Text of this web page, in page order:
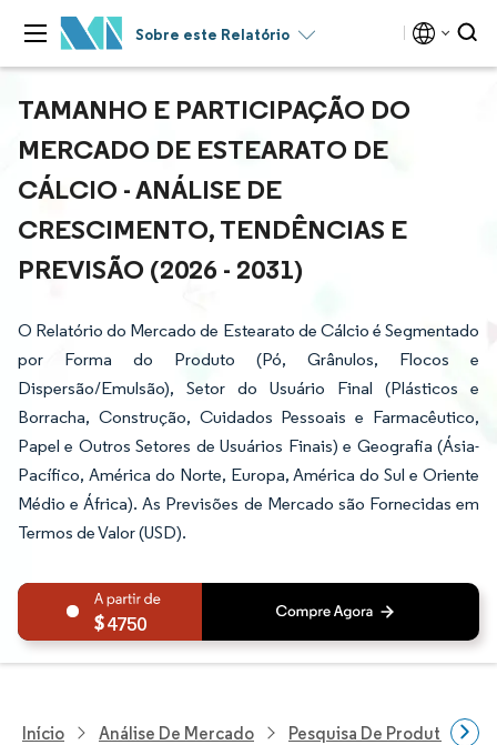
Sobre este Relatório
TAMANHO E PARTICIPAÇÃO DO
MERCADO DE ESTEARATO DE
CÁLCIO - ANÁLISE DE
CRESCIMENTO, TENDÊNCIAS E
PREVISÃO (2026 - 2031)
O Relatório do Mercado de Estearato de Cálcio é Segmentado
por Forma do Produto (Pó, Grânulos, Flocos e
Dispersão/Emulsão), Setor do Usuário Final (Plásticos e
Borracha, Construção, Cuidados Pessoais e Farmacêutico,
Papel e Outros Setores de Usuários Finais) e Geografia (Ásia-
Pacífico, América do Norte, Europa, América do Sul e Oriente
Médio e África). As Previsões de Mercado são Fornecidas em
Termos de Valor (USD).
4750
Início Análise De Mercado Pesquisa De Produtos